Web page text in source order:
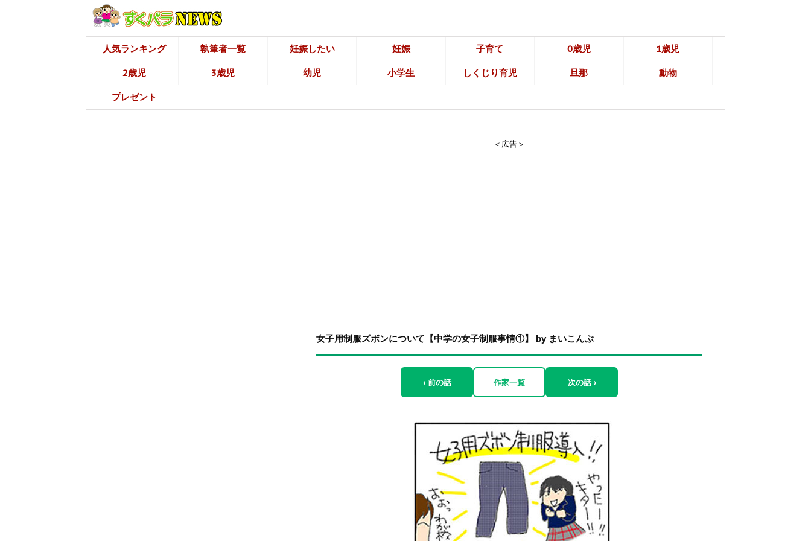
人気ランキング 執筆者一覧 妊娠したい 妊娠 子育て 0歳児 1歳児
2歳児 3歳児 幼児 小学生 しくじり育児 旦那 動物
プレゼント
＜広告＞
女子用制服ズボンについて【中学の女子制服事情①】 by まいこんぶ
‹ 前の話 作家一覧 次の話 ›